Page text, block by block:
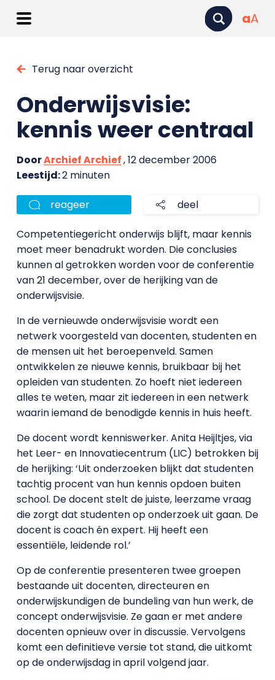
aA
Terug naar overzicht
Onderwijsvisie:
kennis weer centraal
DoorArchief Archief, 12 december 2006
Leestijd:2 minuten
reageer deel
Competentiegericht onderwijs blijft, maar kennis
moet meer benadrukt worden. Die conclusies
kunnen al getrokken worden voor de conferentie
van 21 december, over de herijking van de
onderwijsvisie.
In de vernieuwde onderwijsvisie wordt een
netwerk voorgesteld van docenten, studenten en
de mensen uit het beroepenveld. Samen
ontwikkelen ze nieuwe kennis, bruikbaar bij het
opleiden van studenten. Zo hoeft niet iedereen
alles te weten, maar zit iedereen in een netwerk
waarin iemand de benodigde kennis in huis heeft.
De docent wordt kenniswerker. Anita Heijltjes, via
het Leer- en Innovatiecentrum (LIC) betrokken bij
de herijking: ‘Uit onderzoeken blijkt dat studenten
tachtig procent van hun kennis opdoen buiten
school. De docent stelt de juiste, leerzame vraag
die zorgt dat studenten op onderzoek uit gaan. De
docent is coach én expert. Hij heeft een
essentiële, leidende rol.’
Op de conferentie presenteren twee groepen
bestaande uit docenten, directeuren en
onderwijskundigen de bundeling van hun werk, de
concept onderwijsvisie. Ze gaan er met andere
docenten opnieuw over in discussie. Vervolgens
komt een definitieve versie tot stand, die uitkomt
op de onderwijsdag in april volgend jaar.